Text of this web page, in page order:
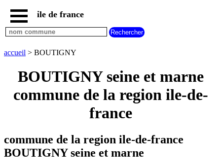
accueil
paris
communes
communes
hauts
seine
marne
communes
ile de france
accueil > BOUTIGNY
BOUTIGNY seine et marne
commune de la region ile-de-
france
commune de la region ile-de-france
BOUTIGNY seine et marne